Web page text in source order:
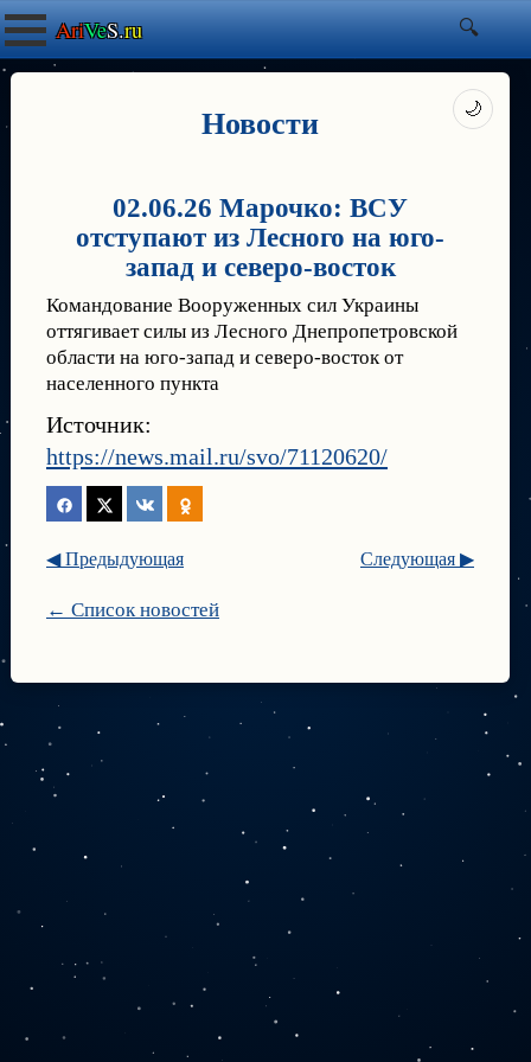
AriVeS.ru
Новости
02.06.26 Марочко: ВСУ
отступают из Лесного на юго-
запад и северо-восток
Командование Вооруженных сил Украины
оттягивает силы из Лесного Днепропетровской
области на юго-запад и северо-восток от
населенного пункта
Источник:
https://news.mail.ru/svo/71120620/
Следующая ▶
◀ Предыдующая
← Список новостей
🌙